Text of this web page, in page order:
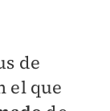
de
el que